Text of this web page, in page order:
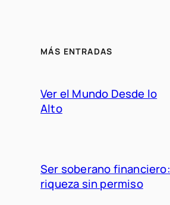
MÁS ENTRADAS
Ver el Mundo Desde lo
Alto
Ser soberano financiero:
riqueza sin permiso